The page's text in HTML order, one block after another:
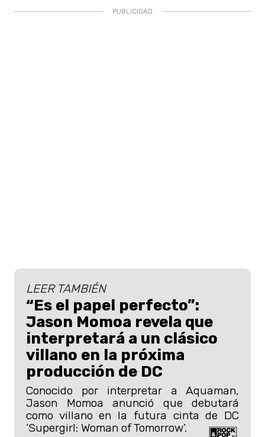
LEER TAMBIÉN
“Es el papel perfecto”:
Jason Momoa revela que
interpretará a un clásico
villano en la próxima
producción de DC
Conocido por interpretar a Aquaman,
Jason Momoa anunció que debutará
como villano en la futura cinta de DC
’Supergirl: Woman of Tomorrow’.